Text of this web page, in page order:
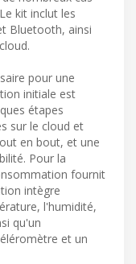
kit inclut les
Bluetooth, ainsi
pour une
initiale est
étapes
sur le cloud et
en bout, et une
Pour la
fournit
intègre
l'humidité,
qu'un
et un